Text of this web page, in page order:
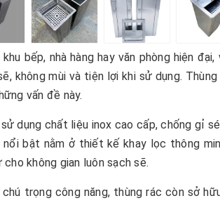
bếp, nhà hàng hay văn phòng hiện
không mùi và tiện lợi khi sử dụng.
vấn đề này.
dụng chất liệu inox cao cấp, chống gỉ
nổi bật nằm ở thiết kế khay lọc thông
cho không gian luôn sạch sẽ.
trọng công năng, thùng rác còn sở